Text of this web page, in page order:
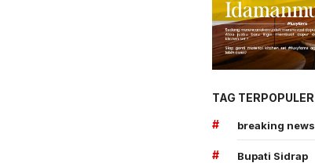
TAG TERPOPULER
#
breaking news
# Bupati Sidrap